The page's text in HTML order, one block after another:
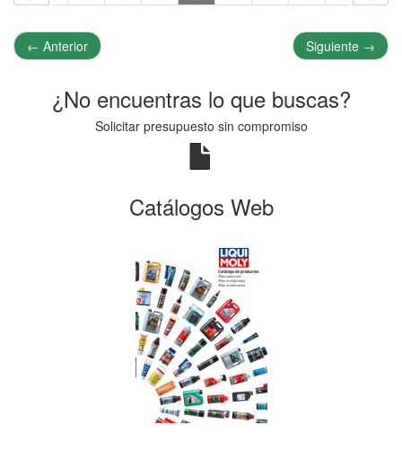
← Anterior Siguiente →
¿No encuentras lo que buscas?
Solicitar presupuesto sin compromiso
Catálogos Web